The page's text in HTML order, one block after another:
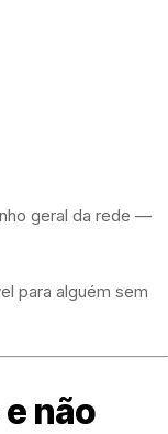
geral da rede —
para alguém sem
não